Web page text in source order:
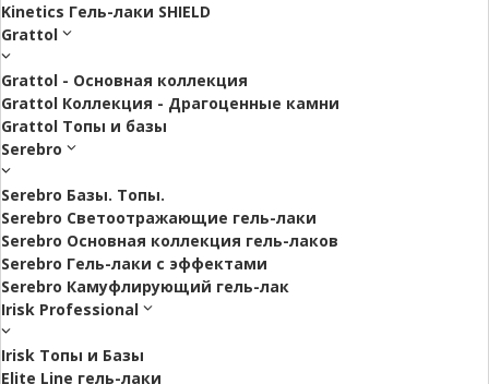
Kinetics Гель-лаки SHIELD
Grattol
Grattol - Oснoвнaя коллекция
Grattol Коллекция - Драгоценные камни
Grattol Топы и базы
Serebro
Serebro Базы. Топы.
Serebro Светоотражающие гель-лаки
Serebro Основная коллекция гель-лаков
Serebro Гель-лаки с эффектами
Serebro Камуфлирующий гель-лак
Irisk Professional
Irisk Топы и Базы
Elite Line гель-лаки